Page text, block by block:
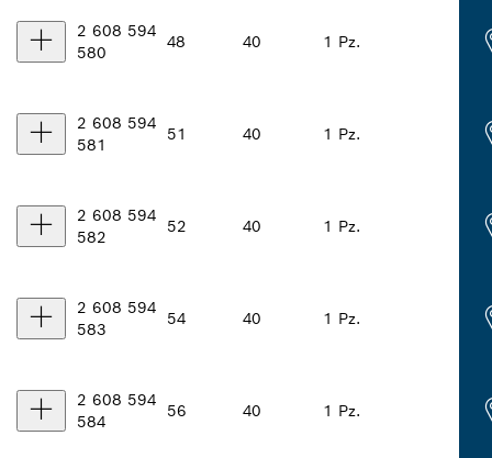
2 608 594
580
48 40 1 Pz.
2 608 594
581
51 40 1 Pz.
2 608 594
582
52 40 1 Pz.
2 608 594
583
54 40 1 Pz.
2 608 594
584
56 40 1 Pz.